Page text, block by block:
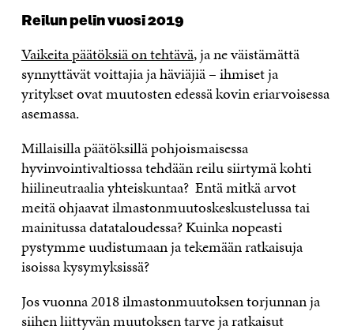
Reilun pelin vuosi 2019
Vaikeita päätöksiä on tehtävä, ja ne väistämättä
synnyttävät voittajia ja häviäjiä – ihmiset ja
yritykset ovat muutosten edessä kovin eriarvoisessa
asemassa.
Millaisilla päätöksillä pohjoismaisessa
hyvinvointivaltiossa tehdään reilu siirtymä kohti
hiilineutraalia yhteiskuntaa? Entä mitkä arvot
meitä ohjaavat ilmastonmuutoskeskustelussa tai
mainitussa datataloudessa? Kuinka nopeasti
pystymme uudistumaan ja tekemään ratkaisuja
isoissa kysymyksissä?
Jos vuonna 2018 ilmastonmuutoksen torjunnan ja
siihen liittyvän muutoksen tarve ja ratkaisut